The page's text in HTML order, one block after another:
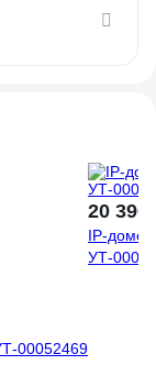
00052469
20 390
IP-
УТ-